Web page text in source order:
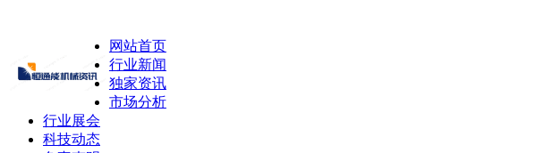
网站首页
行业新闻
独家资讯
市场分析
行业展会
科技动态